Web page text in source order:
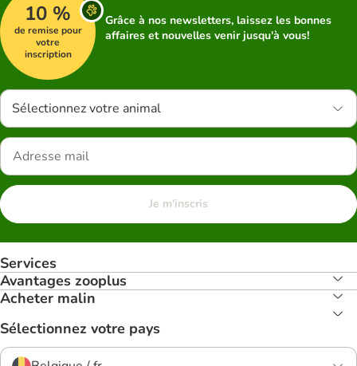
10 %
de remise pour
votre
inscription
Grâce à nos newsletters, laissez les bonnes
affaires et nouvelles venir jusqu'à vous!
Sélectionnez votre animal
Je m'inscris
Services
Avantages zooplus
Acheter malin
Sélectionnez votre pays